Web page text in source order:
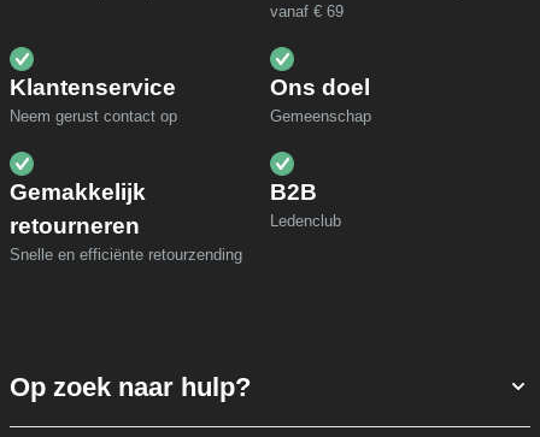
vanaf € 69
Klantenservice
Neem gerust contact op
Ons doel
Gemeenschap
Gemakkelijk
retourneren
Snelle en efficiënte retourzending
B2B
Ledenclub
Op zoek naar hulp?